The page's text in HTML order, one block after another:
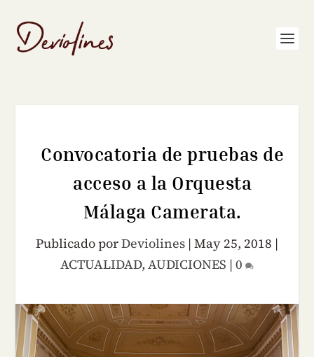
Convocatoria de pruebas de
acceso a la Orquesta
Málaga Camerata.
Publicado porDeviolines | May 25, 2018 |
ACTUALIDAD, AUDICIONES | 0